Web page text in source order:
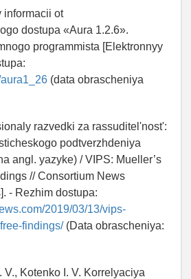
informacii ot
dostupa «Aura 1.2.6».
programmista [Elektronnyy
(data obrascheniya
razvedki za rassuditel'nost':
podtverzhdeniya
angl. yazyke) / VIPS: Mueller’s
// Consortium News
- Rezhim dostupa:
2019/03/13/vips-
findings/(Data obrascheniya:
V., Kotenko I. V. Korrelyaciya